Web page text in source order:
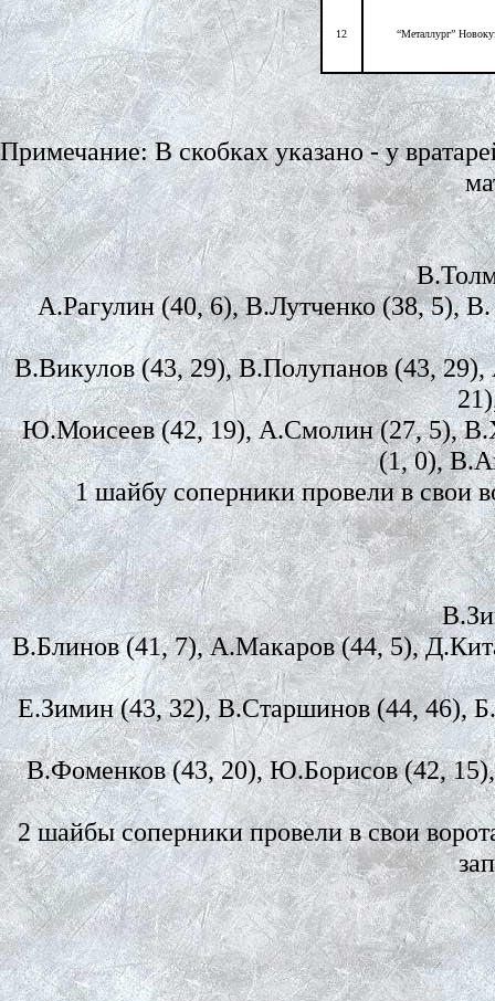
12 “Металлург”
Примечание: В скобках указано - у
А.Рагулин (40, 6), В.Лутченко (38, 5),
В.Викулов (43, 29), В.Полупанов (43,
Ю.Моисеев (42, 19), А.Смолин (27, 5),
(1, 0),
1 шайбу соперники провели в свои
В.Блинов (41, 7), А.Макаров (44, 5),
Е.Зимин (43, 32), В.Старшинов (44, 46),
В.Фоменков (43, 20), Ю.Борисов (42,
2 шайбы соперники провели в свои